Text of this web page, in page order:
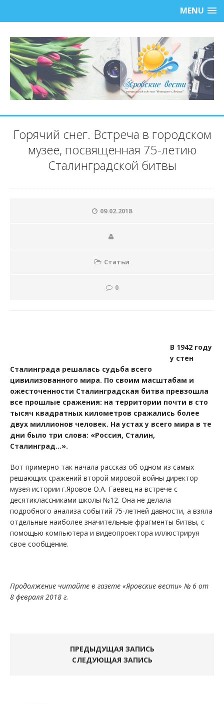
MENU
Горячий снег. Встреча в городском
музее, посвященная 75-летию
Сталинградской битвы
09.02.2018
Статьи
0
В 1942 году
у стен
Сталинграда решалась судьба всего
цивилизованного мира. По своим масштабам и
ожесточенности Сталинградская битва превзошла
все прошлые сражения: на территории почти в сто
тысяч квадратных километров сражались более
двух миллионов человек. На устах у всего мира в те
дни было три слова: «Россия, Сталин,
Сталинград…».
Вот примерно так начала рассказ об одном из самых
решающих сражений второй мировой войны директор
музея истории г.Яровое О.А. Гаевец на встрече с
десятиклассниками школы №12. Она не делала
подробного анализа событий 75-летней давности, а взяла
отдельные наиболее значительные фрагменты битвы, с
помощью компьютера и видеопроектора иллюстрируя
свое сообщение.
Продолжение читайте в газете «Яровские вести» № 6 от
8 февраля 2018 г.
ПРЕДЫДУЩАЯ ЗАПИСЬ
СЛЕДУЮЩАЯ ЗАПИСЬ